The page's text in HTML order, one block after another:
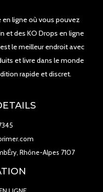
ligne où vous pouvez
et des KO Drops en ligne
le meilleur endroit avec
et livre dans le monde
rapide et discret.
Rhône-Alpes 7107